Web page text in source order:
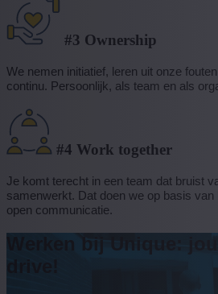
#3 Ownership
We nemen initiatief, leren uit onze
continu. Persoonlijk, als team en als
#4 Work together
Je komt terecht in een team dat bruist
samenwerkt. Dat doen we op basis
open communicatie.
Werken bij Unique:
drive!